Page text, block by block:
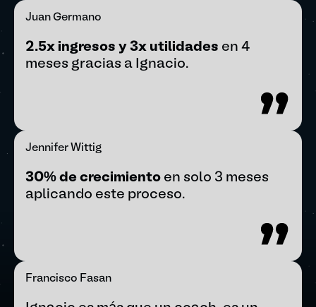
Juan Germano
2.5x ingresos y 3x utilidades en 4
meses gracias a Ignacio.
Jennifer Wittig
30% de crecimiento en solo 3 meses
aplicando este proceso.
Francisco Fasan